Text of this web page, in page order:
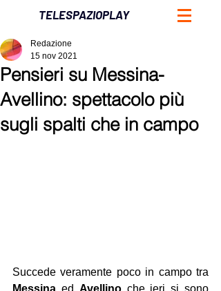
TELESPAZIOPLAY
Pensieri su Messina-
Avellino: spettacolo più
sugli spalti che in campo
Redazione
15 nov 2021
Messina ed Avellino che ieri si sono